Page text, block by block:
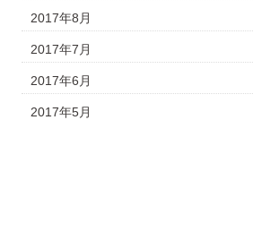
2017年8月
2017年7月
2017年6月
2017年5月